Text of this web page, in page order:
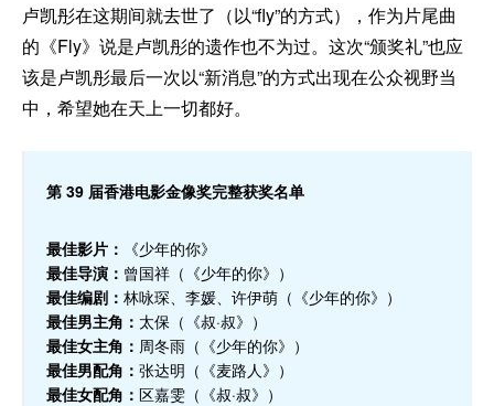
卢凯彤在这期间就去世了（以“fly”的方式），作为片尾曲
的《Fly》说是卢凯彤的遗作也不为过。这次“颁奖礼”也应
该是卢凯彤最后一次以“新消息”的方式出现在公众视野当
中，希望她在天上一切都好。
第 39 届香港电影金像奖完整获奖名单
最佳影片：
《少年的你》
最佳导演： 曾国祥（《少年的你》）
最佳编剧： 林咏琛、李媛、许伊萌（《少年的你》）
最佳男主角： 太保（《叔·叔》）
最佳女主角： 周冬雨（《少年的你》）
最佳男配角： 张达明（《麦路人》）
最佳女配角： 区嘉雯（《叔·叔》）